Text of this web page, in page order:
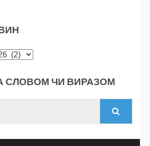
СЛОВОМ ЧИ ВИРАЗОМ